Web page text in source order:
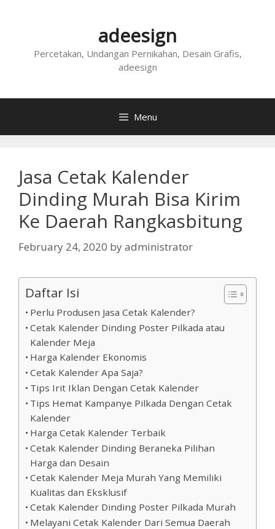
adeesign
Percetakan, Undangan Pernikahan, Desain Grafis,
adeesign
Menu
Jasa Cetak Kalender
Dinding Murah Bisa Kirim
Ke Daerah Rangkasbitung
February 24, 2020 byadministrator
Daftar Isi
Perlu Produsen Jasa Cetak Kalender?
Cetak Kalender Dinding Poster Pilkada atau
Kalender Meja
Harga Kalender Ekonomis
Cetak Kalender Apa Saja?
Tips Irit Iklan Dengan Cetak Kalender
Tips Hemat Kampanye Pilkada Dengan Cetak
Kalender
Harga Cetak Kalender Terbaik
Cetak Kalender Dinding Beraneka Pilihan
Harga dan Desain
Cetak Kalender Meja Murah Yang Memiliki
Kualitas dan Eksklusif
Cetak Kalender Dinding Poster Pilkada Murah
Melayani Cetak Kalender Dari Semua Daerah